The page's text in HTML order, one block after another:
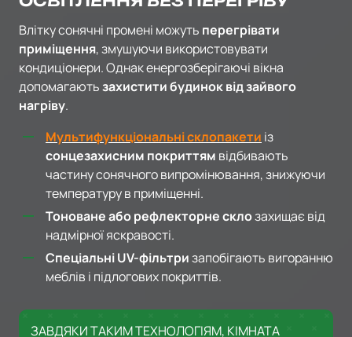
Влітку сонячні промені можуть перегрівати
приміщення, змушуючи використовувати
кондиціонери. Однак енергозберігаючі вікна
допомагаютьзахистити будинок від зайвого
нагріву.
Мультифункціональні склопакети із
сонцезахисним покриттям відбивають
частину сонячного випромінювання, знижуючи
температуру в приміщенні.
Тоноване або рефлекторне склозахищає від
надмірної яскравості.
Спеціальні UV-фільтризапобігають вигоранню
меблів і підлогових покриттів.
ЗАВДЯКИ ТАКИМ ТЕХНОЛОГІЯМ, КІМНАТА